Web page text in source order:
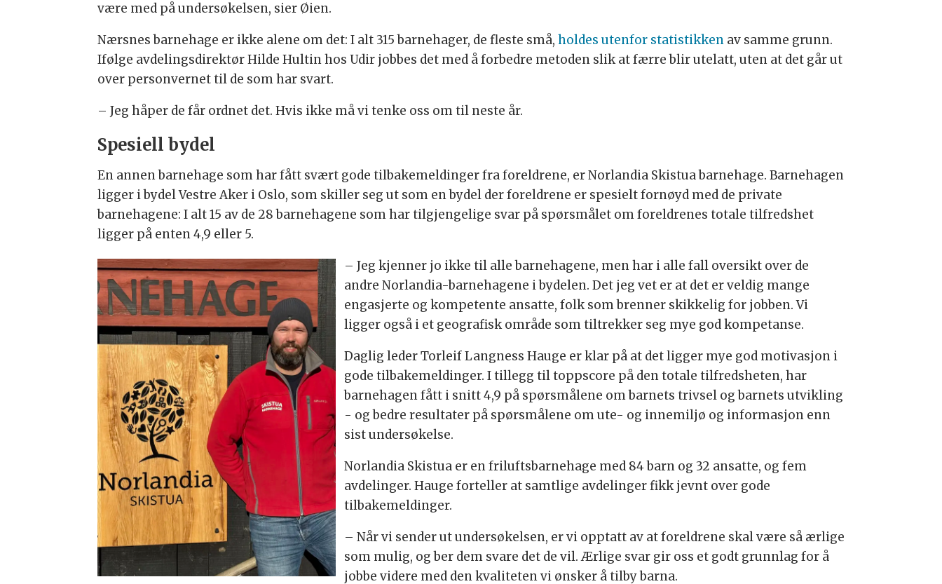
være med på undersøkelsen, sier Øien.
Nærsnes barnehage er ikke alene om det: I alt 315 barnehager, de fleste små,holdes utenfor statistikken av samme grunn.
Ifølge avdelingsdirektør Hilde Hultin hos Udir jobbes det med å forbedre metoden slik at færre blir utelatt, uten at det går ut
over personvernet til de som har svart.
– Jeg håper de får ordnet det. Hvis ikke må vi tenke oss om til neste år.
Spesiell bydel
En annen barnehage som har fått svært gode tilbakemeldinger fra foreldrene, er Norlandia Skistua barnehage. Barnehagen
ligger i bydel Vestre Aker i Oslo, som skiller seg ut som en bydel der foreldrene er spesielt fornøyd med de private
barnehagene: I alt 15 av de 28 barnehagene som har tilgjengelige svar på spørsmålet om foreldrenes totale tilfredshet
ligger på enten 4,9 eller 5.
– Jeg kjenner jo ikke til alle barnehagene, men har i alle fall oversikt over de
andre Norlandia-barnehagene i bydelen. Det jeg vet er at det er veldig mange
engasjerte og kompetente ansatte, folk som brenner skikkelig for jobben. Vi
ligger også i et geografisk område som tiltrekker seg mye god kompetanse.
Daglig leder Torleif Langness Hauge er klar på at det ligger mye god motivasjon i
gode tilbakemeldinger. I tillegg til toppscore på den totale tilfredsheten, har
barnehagen fått i snitt 4,9 på spørsmålene om barnets trivsel og barnets utvikling
- og bedre resultater på spørsmålene om ute- og innemiljø og informasjon enn
sist undersøkelse.
Norlandia Skistua er en friluftsbarnehage med 84 barn og 32 ansatte, og fem
avdelinger. Hauge forteller at samtlige avdelinger fikk jevnt over gode
tilbakemeldinger.
– Når vi sender ut undersøkelsen, er vi opptatt av at foreldrene skal være så ærlige
som mulig, og ber dem svare det de vil. Ærlige svar gir oss et godt grunnlag for å
jobbe videre med den kvaliteten vi ønsker å tilby barna.